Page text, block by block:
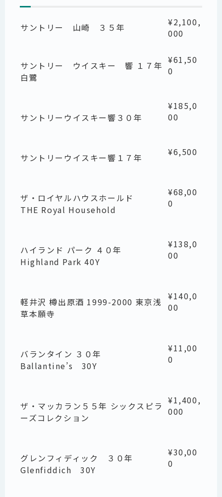
サントリー 山崎 ３５年
¥2,100,
000
サントリー ウイスキー 響 １７年
白鷺
¥61,50
0
サントリーウイスキー響３０年
¥185,0
00
サントリーウイスキー響１７年 ¥6,500
ザ・ロイヤルハウスホールド
THE Royal Household
¥68,00
0
ハイランド パーク ４０年
Highland Park 40Y
¥138,0
00
軽井沢 樽出原酒 1999-2000 東京浅
草本願寺
¥140,0
00
バランタイン ３０年
Ballantine’s 30Y
¥11,00
0
ザ・マッカラン５５年 シックスピラ
ーズコレクション
¥1,400,
000
グレンフィディック ３０年
Glenfiddich 30Y
¥30,00
0